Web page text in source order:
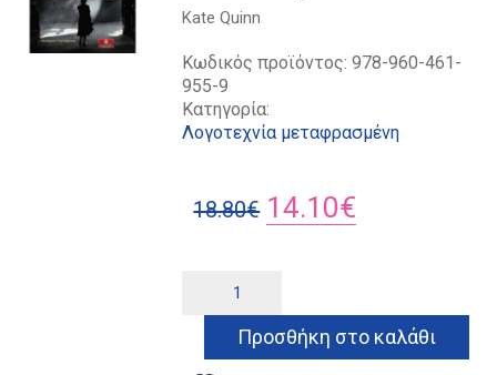
Kate Quinn
Κωδικός προϊόντος:978-960-461-
955-9
Κατηγορία:
Λογοτεχνία μεταφρασμένη
18.80€ Original
18.80€.
14.10€
είναι:
14.10€.
κυνηγός
του
ποσότητα
Προσθήκη στο καλάθι